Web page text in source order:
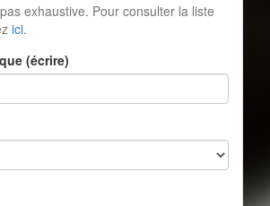
exhaustive. Pour consulter la liste
ici.
(écrire)